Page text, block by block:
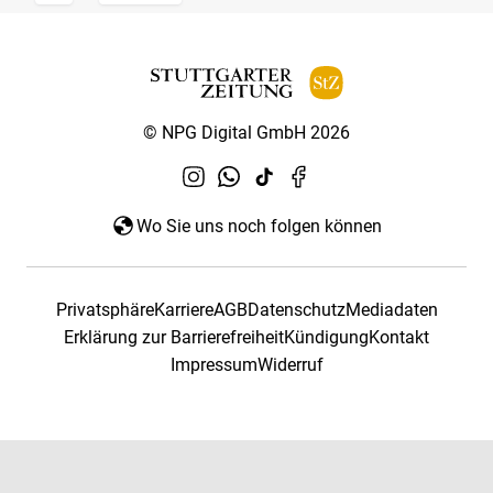
© NPG Digital GmbH 2026
Wo Sie uns noch folgen können
PrivatsphäreKarriereAGBDatenschutzMediadaten
Erklärung zur BarrierefreiheitKündigungKontakt
ImpressumWiderruf